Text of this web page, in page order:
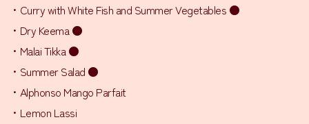
ン
ス
タ
ム
・Curry with White Fish and Summer Vegetables ●
・Dry Keema ●
・Malai Tikka ●
・Summer Salad ●
・Alphonso Mango Parfait
・Lemon Lassi